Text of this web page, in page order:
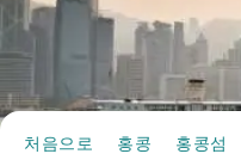
처음으로 홍콩 홍콩섬